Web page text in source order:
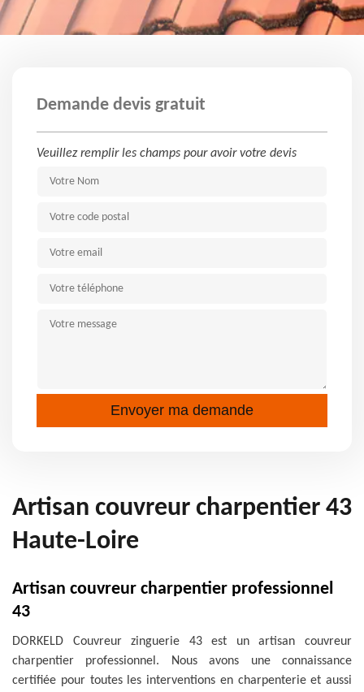
Demande devis gratuit
Veuillez remplir les champs pour avoir votre devis
Artisan couvreur charpentier 43
Haute-Loire
Artisan couvreur charpentier professionnel
43
DORKELD Couvreur zinguerie 43 est un artisan couvreur
charpentier professionnel. Nous avons une connaissance
certifiée pour toutes les interventions en charpenterie et aussi